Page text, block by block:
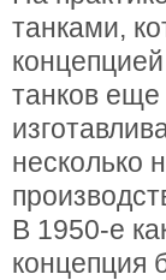
танками,
танков
несколько
В 1950-е
концепция